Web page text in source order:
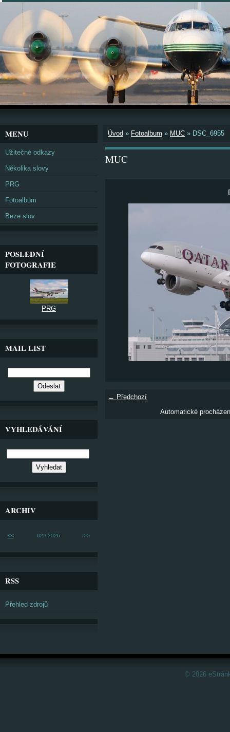
Úvod » Fotoalbum » MUC » DSC_6955
MUC
← Předchozí
Automatické
MENU
Užitečné odkazy
Několika slovy
PRG
Fotoalbum
Beze slov
POSLEDNÍ
FOTOGRAFIE
PRG
MAIL LIST
VYHLEDÁVÁNÍ
ARCHIV
<< 02 / 2026 >>
RSS
Přehled zdrojů
© 2026